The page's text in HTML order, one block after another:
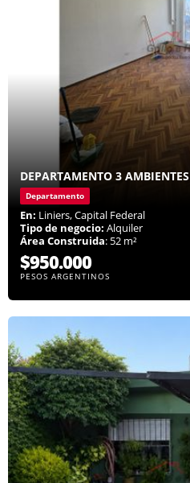
DEPARTAMENTO 3
Departamento
En: Liniers, Capital Federal
Tipo de negocio: Alquiler
Área Construida: 52 m²
$950.000
PESOS ARGENTINOS